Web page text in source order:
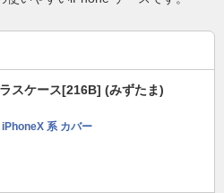
スケース[216B] (みずたま)
iPhoneX 系 カバー